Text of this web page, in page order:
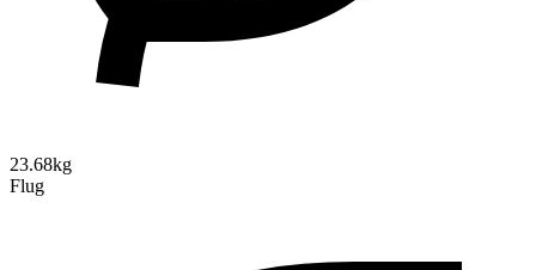
23.68kg
Flug